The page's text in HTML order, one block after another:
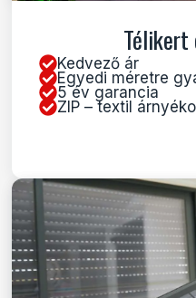
Télikert
Kedvező ár
Egyedi méretre
5 év garancia
ZIP – textil